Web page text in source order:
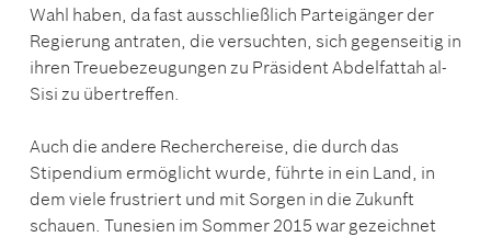
Wahl haben, da fast ausschließlich Parteigänger der
Regierung antraten, die versuchten, sich gegenseitig in
ihren Treuebezeugungen zu Präsident Abdelfattah al-
Sisi zu übertreffen.
Auch die andere Recherchereise, die durch das
Stipendium ermöglicht wurde, führte in ein Land, in
dem viele frustriert und mit Sorgen in die Zukunft
schauen. Tunesien im Sommer 2015 war gezeichnet